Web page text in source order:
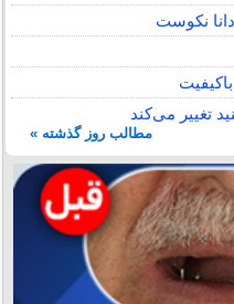
نكوست
تغییر می‌کند
مطالب روز گذشته »